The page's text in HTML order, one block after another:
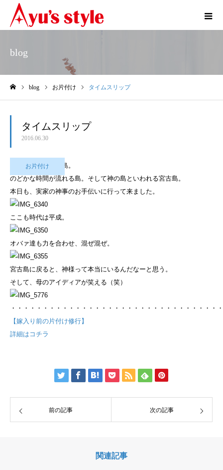
blog
blog お片付け タイムスリップ
タイムスリップ
2016.06.30
お片付け
今日も日帰り宮古島。
のどかな時間が流れる島。そして神の島といわれる宮古島。
本日も、実家の神事のお手伝いに行って来ました。
ここも時代は平成。
オバァ達も力を合わせ、混ぜ混ぜ。
宮古島に戻ると、神様って本当にいるんだなーと思う。
そして、母のアイディアが笑える（笑）
・・・・・・・・・・・・・・・・・・・・・・・・・・・・・・・・・
【嫁入り前の片付け修行】
詳細はコチラ
前の記事 次の記事
関連記事